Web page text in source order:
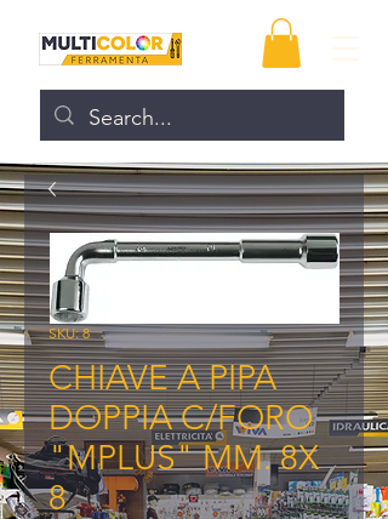
SKU: 8
CHIAVE A PIPA
DOPPIA C/FORO
"MPLUS" MM. 8X
8